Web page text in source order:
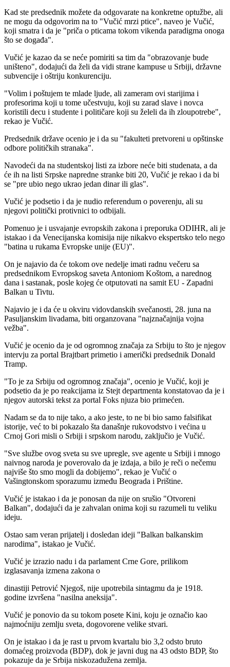
Kad ste predsednik možete da odgovarate na konkretne optužbe, ali
ne mogu da odgovorim na to "Vučić mrzi ptice", naveo je Vučić,
koji smatra i da je "priča o pticama tokom vikenda paradigma onoga
što se događa".
Vučić je kazao da se neće pomiriti sa tim da "obrazovanje bude
uništeno", dodajući da želi da vidi strane kampuse u Srbiji, državne
subvencije i oštriju konkurenciju.
"Volim i poštujem te mlade ljude, ali zameram ovi starijima i
profesorima koji u tome učestvuju, koji su zarad slave i novca
koristili decu i studente i političare koji su želeli da ih zloupotrebe",
rekao je Vučić.
Predsednik države ocenio je i da su "fakulteti pretvoreni u opštinske
odbore političkih stranaka".
Navodeći da na studentskoj listi za izbore neće biti studenata, a da
će ih na listi Srpske napredne stranke biti 20, Vučić je rekao i da bi
se "pre ubio nego ukrao jedan dinar ili glas".
Vučić je podsetio i da je nudio referendum o poverenju, ali su
njegovi politički protivnici to odbijali.
Pomenuo je i usvajanje evropskih zakona i preporuka ODIHR, ali je
istakao i da Venecijanska komisija nije nikakvo ekspertsko telo nego
"batina u rukama Evropske unije (EU)".
On je najavio da će tokom ove nedelje imati radnu večeru sa
predsednikom Evropskog saveta Antoniom Koštom, a narednog
dana i sastanak, posle kojeg će otputovati na samit EU - Zapadni
Balkan u Tivtu.
Najavio je i da će u okviru vidovdanskih svečanosti, 28. juna na
Pasuljanskim livadama, biti organzovana "najznačajnija vojna
vežba".
Vučić je ocenio da je od ogromnog značaja za Srbiju to što je njegov
intervju za portal Brajtbart primetio i američki predsednik Donald
Tramp.
"To je za Srbiju od ogromnog značaja", ocenio je Vučić, koji je
podsetio da je po reakcijama iz Stejt departmenta konstatovao da je i
njegov autorski tekst za portal Foks njuza bio primećen.
Nadam se da to nije tako, a ako jeste, to ne bi bio samo falsifikat
istorije, već to bi pokazalo šta današnje rukovodstvo i većina u
Crnoj Gori misli o Srbiji i srpskom narodu, zaključio je Vučić.
"Sve službe ovog sveta su sve upregle, sve agente u Srbiji i mnogo
naivnog naroda je poverovalo da je izdaja, a bilo je reči o nečemu
najviše što smo mogli da dobijemo", rekao je Vučić o
Vašingtonskom sporazumu između Beograda i Prištine.
Vučić je istakao i da je ponosan da nije on srušio "Otvoreni
Balkan", dodajući da je zahvalan onima koji su razumeli tu veliku
ideju.
Ostao sam veran prijatelj i dosledan ideji "Balkan balkanskim
narodima", istakao je Vučić.
Vučić je izrazio nadu i da parlament Crne Gore, prilikom
izglasavanja izmena zakona o
dinastiji Petrović Njegoš, nije upotrebila sintagmu da je 1918.
godine izvršena "nasilna aneksija".
Vučić je ponovio da su tokom posete Kini, koju je označio kao
najmoćniju zemlju sveta, dogovorene velike stvari.
On je istakao i da je rast u prvom kvartalu bio 3,2 odsto bruto
domaćeg proizvoda (BDP), dok je javni dug na 43 odsto BDP, što
pokazuje da je Srbija niskozadužena zemlja.